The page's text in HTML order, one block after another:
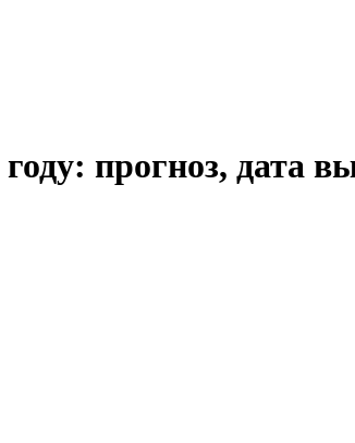
прогноз, дата